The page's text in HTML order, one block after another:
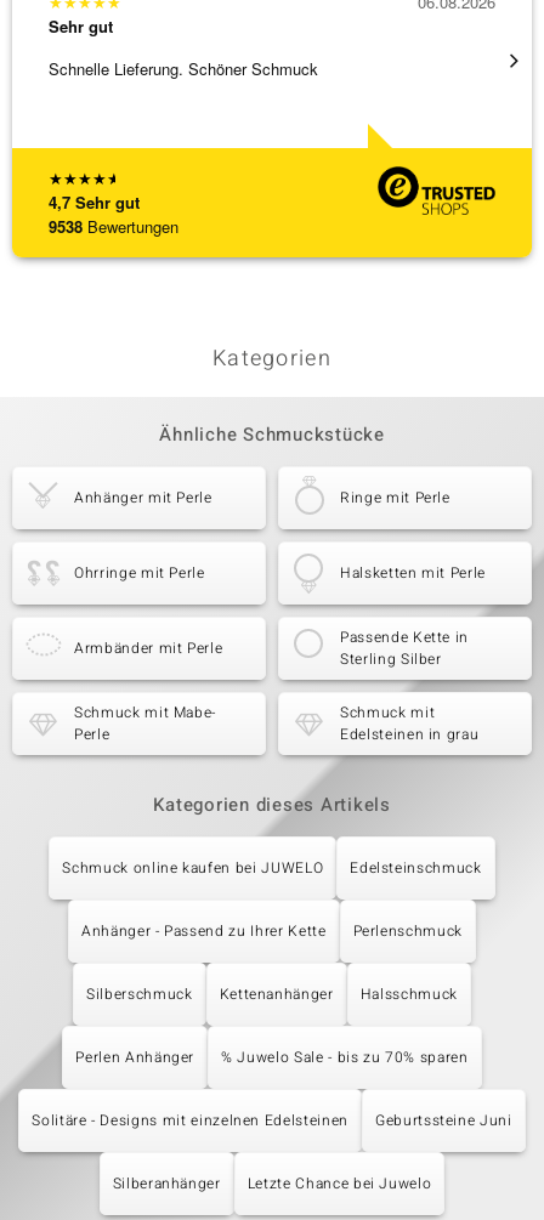
★★★★★
4,7 Sehr gut
9538 Bewertungen
Sehr gut
Schnelle Lieferung. Schöner Schmuck
Kategorien
Ähnliche Schmuckstücke
Anhänger mit Perle Ringe mit Perle
Ohrringe mit Perle Halsketten mit Perle
Armbänder mit Perle
Passende Kette in
Sterling Silber
Schmuck mit Mabe-
Perle
Schmuck mit
Edelsteinen in grau
Kategorien dieses Artikels
Schmuck online kaufen bei JUWELO Edelsteinschmuck
Anhänger - Passend zu Ihrer Kette Perlenschmuck
Silberschmuck Kettenanhänger Halsschmuck
Perlen Anhänger % Juwelo Sale - bis zu 70% sparen
Solitäre - Designs mit einzelnen Edelsteinen Geburtssteine Juni
Silberanhänger Letzte Chance bei Juwelo